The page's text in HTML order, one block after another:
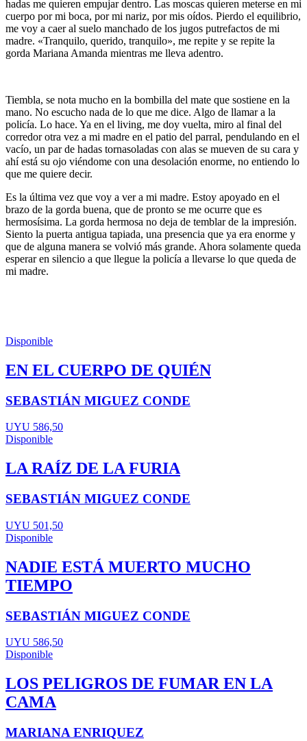
hadas me quieren empujar dentro. Las moscas quieren meterse en mi
cuerpo por mi boca, por mi nariz, por mis oídos. Pierdo el equilibrio,
me voy a caer al suelo manchado de los jugos putrefactos de mi
madre. «Tranquilo, querido, tranquilo», me repite y se repite la
gorda Mariana Amanda mientras me lleva adentro.
Tiembla, se nota mucho en la bombilla del mate que sostiene en la
mano. No escucho nada de lo que me dice. Algo de llamar a la
policía. Lo hace. Ya en el living, me doy vuelta, miro al final del
corredor otra vez a mi madre en el patio del parral, pendulando en el
vacío, un par de hadas tornasoladas con alas se mueven de su cara y
ahí está su ojo viéndome con una desolación enorme, no entiendo lo
que me quiere decir.
Es la última vez que voy a ver a mi madre. Estoy apoyado en el
brazo de la gorda buena, que de pronto se me ocurre que es
hermosísima. La gorda hermosa no deja de temblar de la impresión.
Siento la puerta antigua tapiada, una presencia que ya era enorme y
que de alguna manera se volvió más grande. Ahora solamente queda
esperar en silencio a que llegue la policía a llevarse lo que queda de
mi madre.
Disponible
EN EL CUERPO DE QUIÉN
SEBASTIÁN MIGUEZ CONDE
UYU 586,50
Disponible
LA RAÍZ DE LA FURIA
SEBASTIÁN MIGUEZ CONDE
UYU 501,50
Disponible
NADIE ESTÁ MUERTO MUCHO
TIEMPO
SEBASTIÁN MIGUEZ CONDE
UYU 586,50
Disponible
LOS PELIGROS DE FUMAR EN LA
CAMA
MARIANA ENRIQUEZ